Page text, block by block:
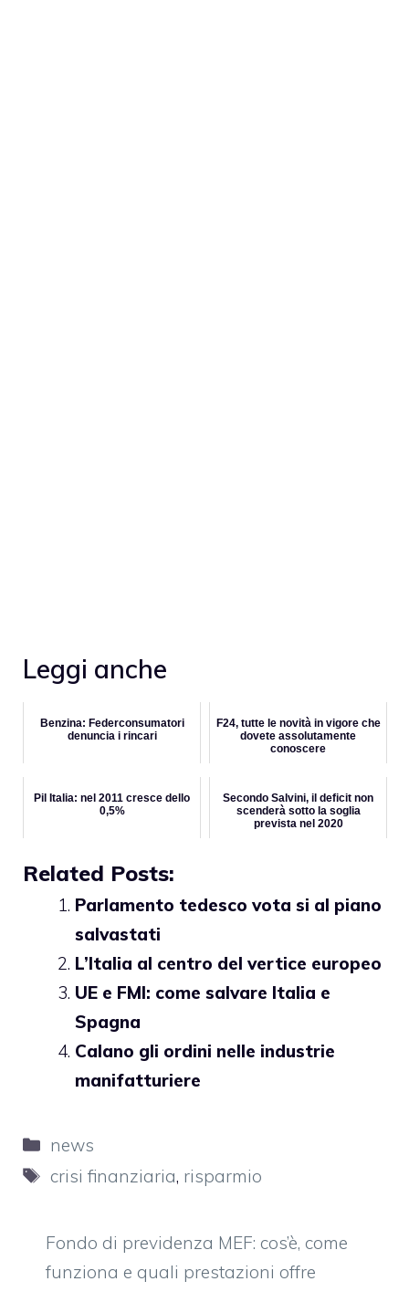
Leggi anche
Benzina: Federconsumatori
denuncia i rincari
F24, tutte le novità in vigore che
dovete assolutamente
conoscere
Pil Italia: nel 2011 cresce dello
0,5%
Secondo Salvini, il deficit non
scenderà sotto la soglia
prevista nel 2020
Related Posts:
Parlamento tedesco vota si al piano
salvastati
L’Italia al centro del vertice europeo
UE e FMI: come salvare Italia e
Spagna
Calano gli ordini nelle industrie
manifatturiere
Categorie
news
Tag
crisi finanziaria, risparmio
Fondo di previdenza MEF: cos’è, come
funziona e quali prestazioni offre